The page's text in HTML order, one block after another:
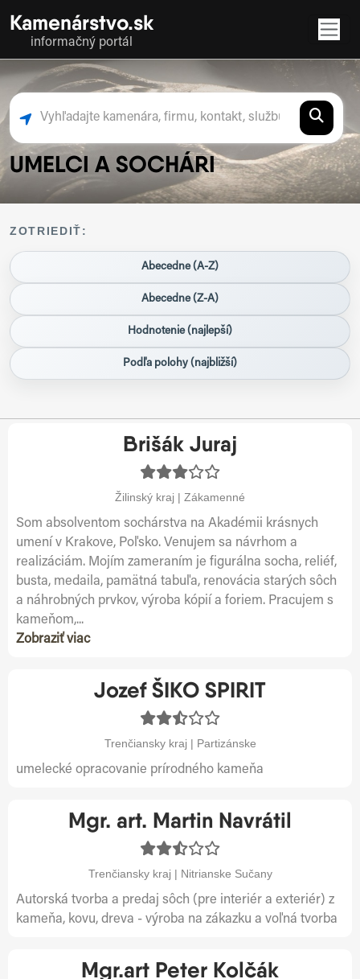
Kamenárstvo.sk
informačný portál
UMELCI A SOCHÁRI
ZOTRIEDIŤ:
Abecedne (A-Z)
Abecedne (Z-A)
Hodnotenie (najlepší)
Podľa polohy (najbližší)
Brišák Juraj
Žilinský kraj | Zákamenné
Som absolventom sochárstva na Akadémii krásnych
umení v Krakove, Poľsko. Venujem sa návrhom a
realizáciám. Mojím zameraním je figurálna socha, reliéf,
busta, medaila, pamätná tabuľa, renovácia starých sôch
a náhrobných prvkov, výroba kópií a foriem. Pracujem s
kameňom,...
Zobraziť viac
Jozef ŠIKO SPIRIT
Trenčiansky kraj | Partizánske
umelecké opracovanie prírodného kameňa
Mgr. art. Martin Navrátil
Trenčiansky kraj | Nitrianske Sučany
Autorská tvorba a predaj sôch (pre interiér a exteriér) z
kameňa, kovu, dreva - výroba na zákazku a voľná tvorba
Mgr.art Peter Kolčák